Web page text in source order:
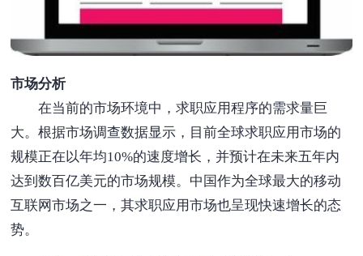
市场分析
在当前的市场环境中，求职应用程序的需求量巨
大。根据市场调查数据显示，目前全球求职应用市场的
规模正在以年均10%的速度增长，并预计在未来五年内
达到数百亿美元的市场规模。中国作为全球最大的移动
互联网市场之一，其求职应用市场也呈现快速增长的态
势。